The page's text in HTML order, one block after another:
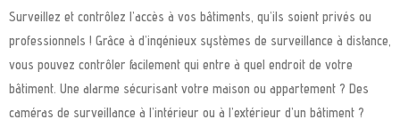
Surveillez et contrôlez l’accès à vos bâtiments, qu’ils soient privés ou
professionnels ! Grâce à d’ingénieux systèmes de surveillance à distance,
vous pouvez contrôler facilement qui entre à quel endroit de votre
bâtiment. Une alarme sécurisant votre maison ou appartement ? Des
caméras de surveillance à l’intérieur ou à l’extérieur d’un bâtiment ?